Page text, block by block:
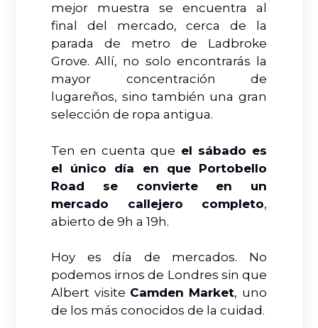
mejor muestra se encuentra al
final del mercado, cerca de la
parada de metro de Ladbroke
Grove. Allí, no solo encontrarás la
mayor concentración de
lugareños, sino también una gran
selección de ropa antigua.
Ten en cuenta que el sábado es
el único día en que Portobello
Road se convierte en un
mercado callejero completo,
abierto de 9h a 19h.
Hoy es día de mercados. No
podemos irnos de Londres sin que
Albert visite Camden Market, uno
de los más conocidos de la cuidad.